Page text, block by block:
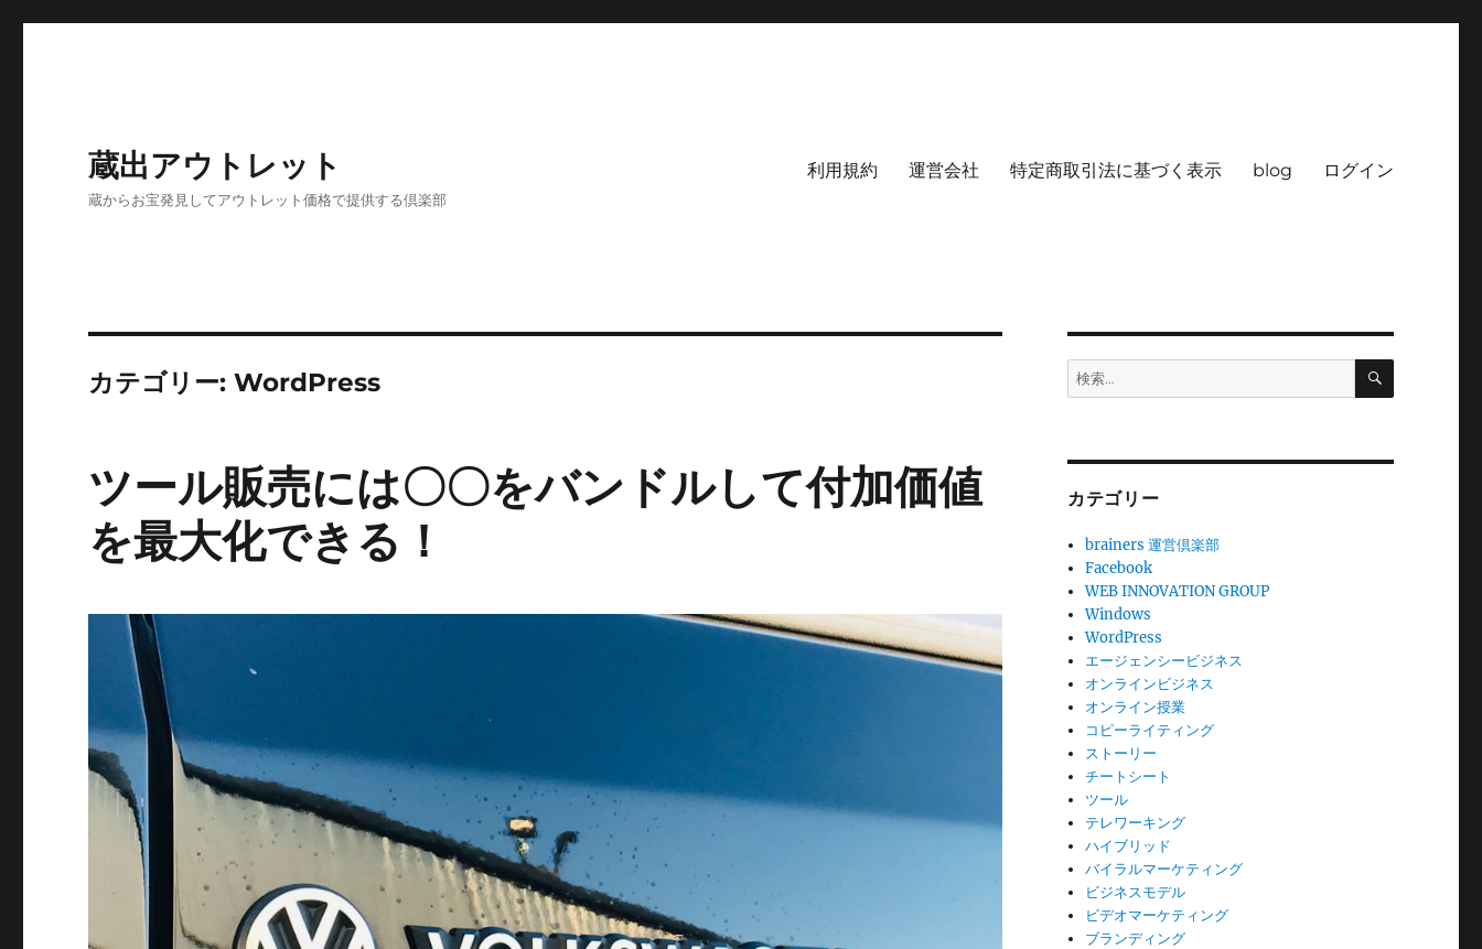
蔵出アウトレット
蔵からお宝発見してアウトレット価格で提供する倶楽部
利用規約 運営会社 特定商取引法に基づく表示 blog ログイン
カテゴリー:WordPress
ツール販売には〇〇をバンドルして付加価値
を最大化できる！
検
索:
検
カテゴリー
brainers 運営倶楽部
Facebook
WEB INNOVATION GROUP
Windows
WordPress
エージェンシービジネス
オンラインビジネス
オンライン授業
コピーライティング
ストーリー
チートシート
ツール
テレワーキング
ハイブリッド
バイラルマーケティング
ビジネスモデル
ビデオマーケティング
ブランディング